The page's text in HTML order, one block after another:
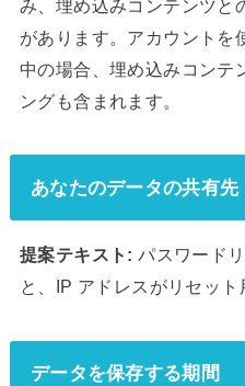
み、埋め込みコンテンツと
があります。アカウントを
中の場合、埋め込みコンテ
ングも含まれます。
あなたのデータの共有先
提案テキスト:パスワード
と、IP アドレスがリセット
データを保存する期間